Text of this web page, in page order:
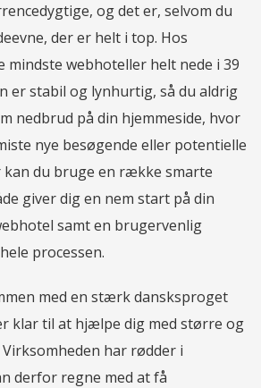
og det er, selvom du
der er helt i top. Hos
mindste webhoteller helt nede i 39
er stabil og lynhurtig, så du aldrig
nedbrud på din hjemmeside, hvor
nye besøgende eller potentielle
kan du bruge en række smarte
giver dig en nem start på din
samt en brugervenlig
processen.
med en stærk dansksproget
klar til at hjælpe dig med større og
har rødder i
derfor regne med at få